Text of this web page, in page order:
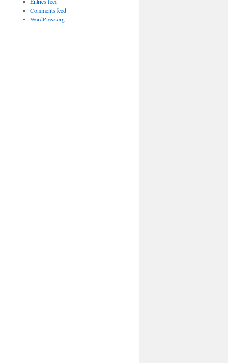
Comments feed
WordPress.org